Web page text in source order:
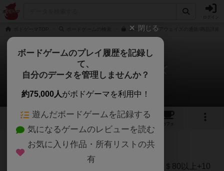
ユーコン・エアウェイズの通販/商品詳細
ユーコン・エアウェイズ
1件のリプレイ日記
5 2 7
カフェ
204名に読まれています
投稿日：2021年04月30日 22時42分
5度目のソロプレイのリプレイです。今回は＄80以上+10
閉じる
ボードゲームのプレイ履歴を記録し
て、
自分のデータを管理しませんか？
約75,000人がボドゲーマを利用中！
遊んだボードゲームを記録する
気になるゲームのレビューを読む
お気に入り作品・所有リストの共
有